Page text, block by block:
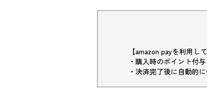
【amazon payを利用し
・購入時のポイント付
・決済完了後に自動的